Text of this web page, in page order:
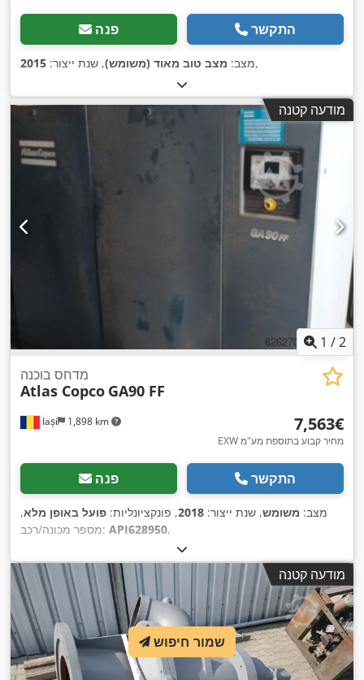
פנה התקשר
מצב: מצב טוב מאוד (משומש), שנת ייצור: 2015 ,
מודעה קטנה
1 /2
Iași 1,898 km
מדחס בוכנה
Atlas Copco GA90 FF
‏7,563 ‏€
EXW מחיר קבוע בתוספת מע"מ
פנה התקשר
מצב: משומש, שנת ייצור: 2018, פונקציונליות: פועל באופן מלא,
מספר מכונה/רכב: API628950,
מודעה קטנה
שמור חיפוש